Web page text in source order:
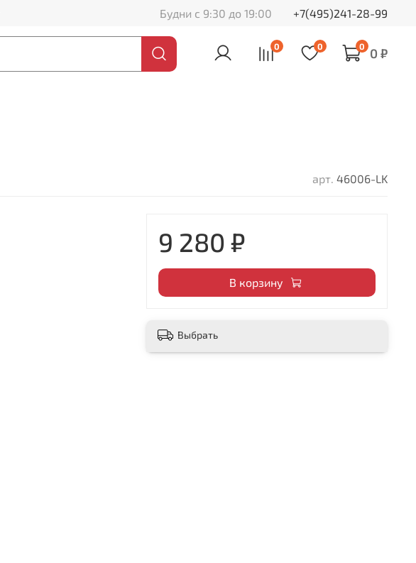
Будни с 9:30 до 19:00 +7(495)241-28-99
0 0 0 0 ₽
арт. 46006-LK
9 280 ₽
В корзину
Выбрать